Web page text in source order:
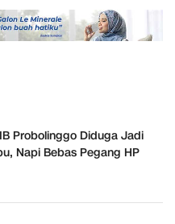
Probolinggo Diduga Jadi
Napi Bebas Pegang HP